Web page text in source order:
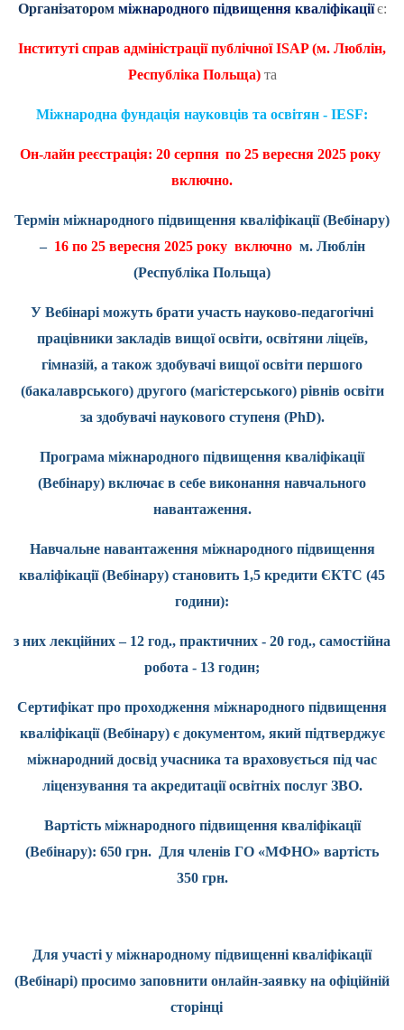
Організатором міжнародного підвищення кваліфікації є:
Інституті справ адміністрації публічноїISAP(м. Люблін,
Республіка Польща)та
Міжнародна фундація науковців та освітян - IESF:
Он-лайн реєстрація: 20 серпня по 25 вересня 2025 року
включно.
Термін міжнародного підвищення кваліфікації (Вебінару)
– 16 по 25 вересня 2025 року включном. Люблін
(Республіка Польща)
У Вебінарі можуть брати участь науково-педагогічні
працівники закладів вищої освіти, освітяни ліцеїв,
гімназій, а також здобувачі вищої освіти першого
(бакалаврського) другого (магістерського) рівнів освіти
за здобувачі наукового ступеня (PhD).
Програма міжнародного підвищення кваліфікації
(Вебінару) включає в себе виконання навчального
навантаження.
Навчальне навантаження міжнародного підвищення
кваліфікації (Вебінару) становить 1,5 кредити ЄКТС (45
години):
з них лекційних – 12 год., практичних - 20 год., самостійна
робота - 13 годин;
Сертифікат про проходження міжнародного підвищення
кваліфікації (Вебінару) є документом, який підтверджує
міжнародний досвід учасника та враховується під час
ліцензування та акредитації освітніх послуг ЗВО.
Вартість міжнародного підвищення кваліфікації
(Вебінару): 650 грн. Для членів ГО «МФНО» вартість
350 грн.
Для участі у міжнародному підвищенні кваліфікації
(Вебінарі) просимо заповнити онлайн-заявку на офіційній
сторінці